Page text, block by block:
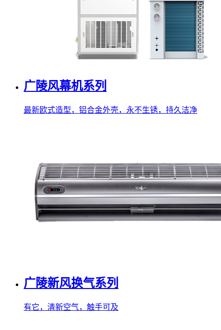
广陵风幕机系列
最新欧式造型，铝合金外壳，永不生锈，持久洁净
广陵新风换气系列
有它，清新空气，触手可及